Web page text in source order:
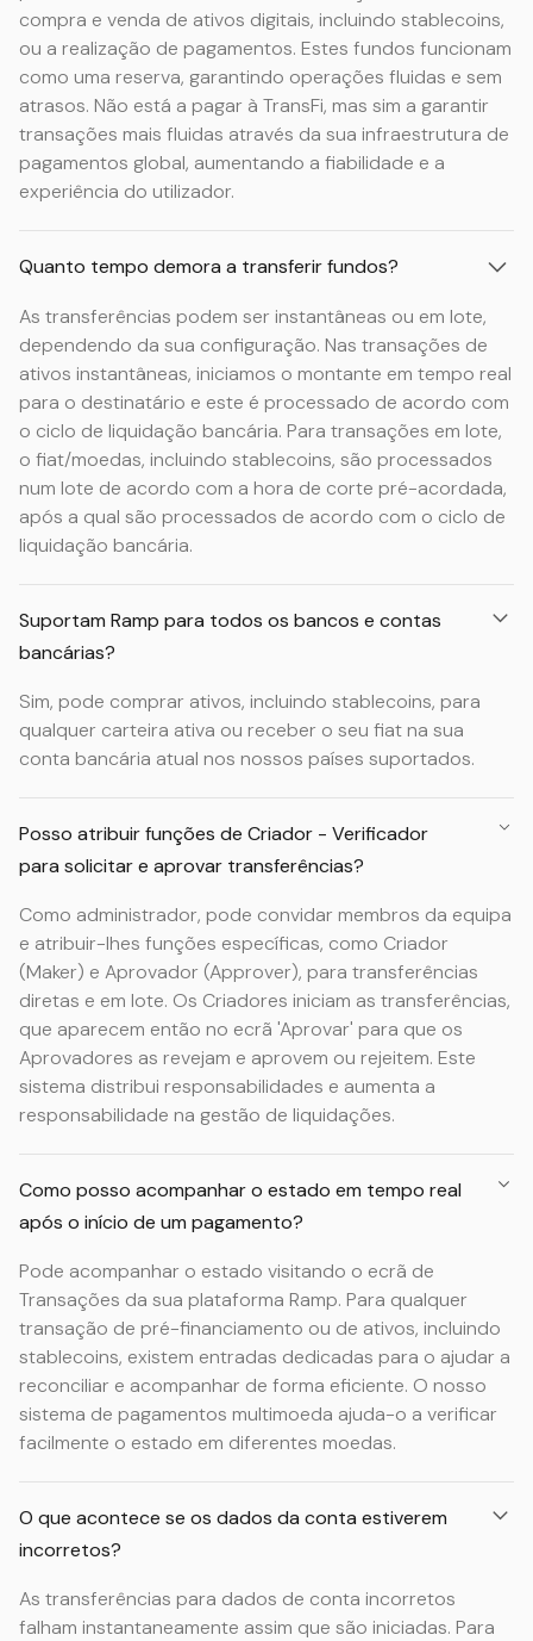
compra e venda de ativos digitais, incluindo stablecoins,
ou a realização de pagamentos. Estes fundos funcionam
como uma reserva, garantindo operações fluidas e sem
atrasos. Não está a pagar à TransFi, mas sim a garantir
transações mais fluidas através da sua infraestrutura de
pagamentos global, aumentando a fiabilidade e a
experiência do utilizador.
Quanto tempo demora a transferir fundos?
As transferências podem ser instantâneas ou em lote,
dependendo da sua configuração. Nas transações de
ativos instantâneas, iniciamos o montante em tempo real
para o destinatário e este é processado de acordo com
o ciclo de liquidação bancária. Para transações em lote,
o fiat/moedas, incluindo stablecoins, são processados
num lote de acordo com a hora de corte pré-acordada,
após a qual são processados de acordo com o ciclo de
liquidação bancária.
Suportam Ramp para todos os bancos e contas
bancárias?
Sim, pode comprar ativos, incluindo stablecoins, para
qualquer carteira ativa ou receber o seu fiat na sua
conta bancária atual nos nossos países suportados.
Posso atribuir funções de Criador - Verificador
para solicitar e aprovar transferências?
Como administrador, pode convidar membros da equipa
e atribuir-lhes funções específicas, como Criador
(Maker) e Aprovador (Approver), para transferências
diretas e em lote. Os Criadores iniciam as transferências,
que aparecem então no ecrã 'Aprovar' para que os
Aprovadores as revejam e aprovem ou rejeitem. Este
sistema distribui responsabilidades e aumenta a
responsabilidade na gestão de liquidações.
Como posso acompanhar o estado em tempo real
após o início de um pagamento?
Pode acompanhar o estado visitando o ecrã de
Transações da sua plataforma Ramp. Para qualquer
transação de pré-financiamento ou de ativos, incluindo
stablecoins, existem entradas dedicadas para o ajudar a
reconciliar e acompanhar de forma eficiente. O nosso
sistema de pagamentos multimoeda ajuda-o a verificar
facilmente o estado em diferentes moedas.
O que acontece se os dados da conta estiverem
incorretos?
As transferências para dados de conta incorretos
falham instantaneamente assim que são iniciadas. Para